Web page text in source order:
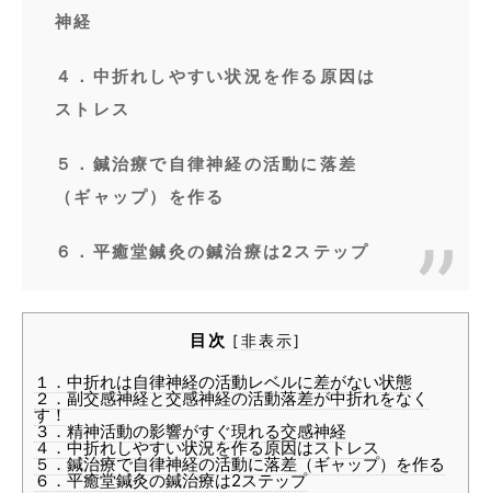
神経
４．中折れしやすい状況を作る原因は
ストレス
５．鍼治療で自律神経の活動に落差
（ギャップ）を作る
６．平癒堂鍼灸の鍼治療は2ステップ
目次 [非表示]
１．中折れは自律神経の活動レベルに差がない状態
２．副交感神経と交感神経の活動落差が中折れをなく
す！
３．精神活動の影響がすぐ現れる交感神経
４．中折れしやすい状況を作る原因はストレス
５．鍼治療で自律神経の活動に落差（ギャップ）を作る
６．平癒堂鍼灸の鍼治療は2ステップ